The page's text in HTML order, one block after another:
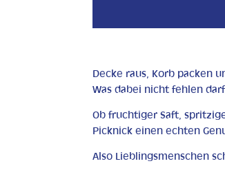
Decke raus, Korb packen
Was dabei nicht fehlen
Ob fruchtiger Saft,
Picknick einen echten
Also Lieblingsmenschen